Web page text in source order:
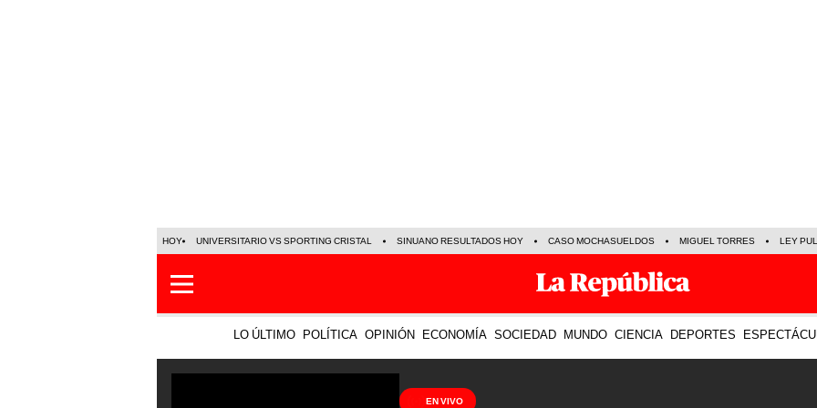
HOY UNIVERSITARIO VS SPORTING CRISTAL SINUANO RESULTADOS HOY CASO MOCHASUELDOS MIGUEL TORRES LEY
LO ÚLTIMO POLÍTICA OPINIÓN ECONOMÍA SOCIEDAD MUNDO CIENCIA DEPORTES
EN VIVO